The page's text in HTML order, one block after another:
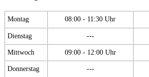
Montag 08:00 - 11:30 Uhr
Dienstag ---
Mittwoch 09:00 - 12:00 Uhr
Donnerstag ---